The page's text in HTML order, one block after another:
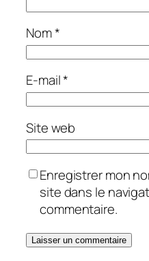
Nom*
E-mail*
Site web
Enregistrer mon
site dans le
commentaire.